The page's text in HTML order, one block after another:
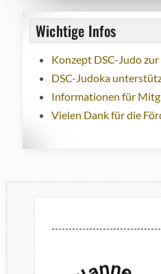
Wichtige Infos
Konzept DSC-Judo
DSC-Judoka
Informationen für
Vielen Dank für die